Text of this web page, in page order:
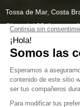
Tossa de Mar, Costa
Obert del28 de març
Lloguers
Benvinguts aCala